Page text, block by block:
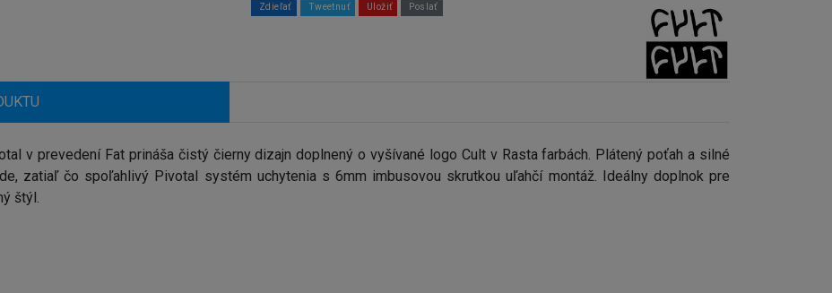
Zdieľať Tweetnuť Uložiť Poslať
v prevedení Fat prináša čistý čierny dizajn doplnený o vyšívané logo Cult v Rasta farbách. Plátený poťah a silné
zatiaľ čo spoľahlivý Pivotal systém uchytenia s 6mm imbusovou skrutkou uľahčí montáž. I deálny doplnok pre
štýl.